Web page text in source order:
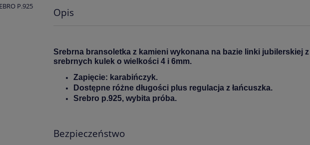
P.925
Opis
Srebrna bransoletka z kamieni wykonana na bazie linki jubilerskiej
srebrnych kulek o wielkości 4 i 6mm.
Zapięcie: karabińczyk.
Dostępne różne długości plus regulacja z łańcuszka.
Srebro p.925, wybita próba.
Bezpieczeństwo